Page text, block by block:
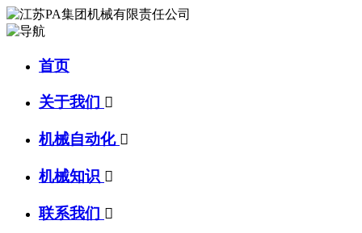
首页
关于我们 
机械自动化 
机械知识 
联系我们 